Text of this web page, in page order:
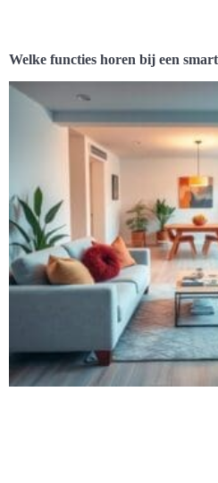
Welke functies horen bij een